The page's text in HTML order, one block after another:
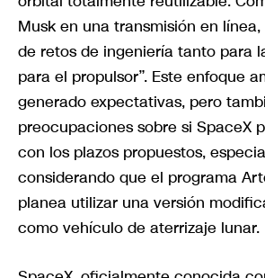
Musk en una transmisión en
de retos de ingeniería tanto para
para el propulsor”. Este enfoque
generado expectativas, pero
preocupaciones sobre si SpaceX
con los plazos propuestos,
considerando que el programa
planea utilizar una versión
como vehículo de aterrizaje lunar.